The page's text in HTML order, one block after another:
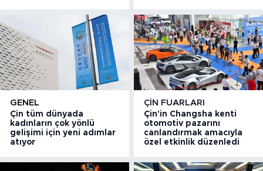
GENEL
Çin tüm dünyada
kadınların çok yönlü
gelişimi için yeni adımlar
atıyor
ÇIN FUARLARI
Çin'in Changsha kenti
otomotiv pazarını
canlandırmak amacıyla
özel etkinlik düzenledi